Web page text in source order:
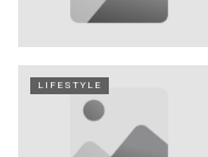
LIFESTYLE